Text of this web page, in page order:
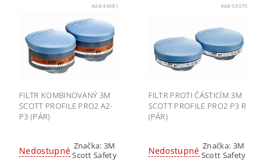
Kód:44081
FILTR KOMBINOVANÝ 3M
SCOTT PROFILE PRO2 A2-
P3 (PÁR)
Nedostupné Značka:3M
Scott Safety
Kód:53070
FILTR PROTI ČÁSTICÍM 3M
SCOTT PROFILE PRO2 P3 R
(PÁR)
Nedostupné Značka: 3M
Scott Safety